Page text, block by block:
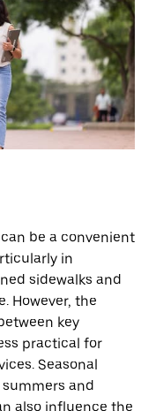
be a convenient
in
sidewalks and
However, the
key
practical for
Seasonal
and
also influence the